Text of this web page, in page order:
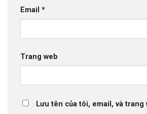
Email *
Trang web
Lưu tên của tôi, email, và